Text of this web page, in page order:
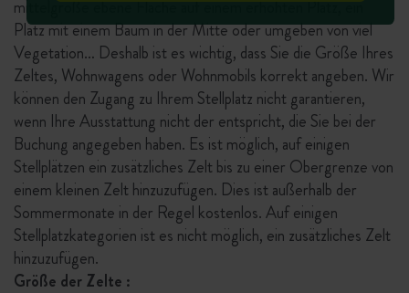
mittelgroße ebene Fläche auf einem erhöhten Platz, ein
Platz mit einem Baum in der Mitte oder umgeben von viel
Vegetation… Deshalb ist es wichtig, dass Sie die Größe Ihres
Zeltes, Wohnwagens oder Wohnmobils korrekt angeben. Wir
können den Zugang zu Ihrem Stellplatz nicht garantieren,
wenn Ihre Ausstattung nicht der entspricht, die Sie bei der
Buchung angegeben haben. Es ist möglich, auf einigen
Stellplätzen ein zusätzliches Zelt bis zu einer Obergrenze von
einem kleinen Zelt hinzuzufügen. Dies ist außerhalb der
Sommermonate in der Regel kostenlos. Auf einigen
Stellplatzkategorien ist es nicht möglich, ein zusätzliches Zelt
hinzuzufügen.
Größe der Zelte :